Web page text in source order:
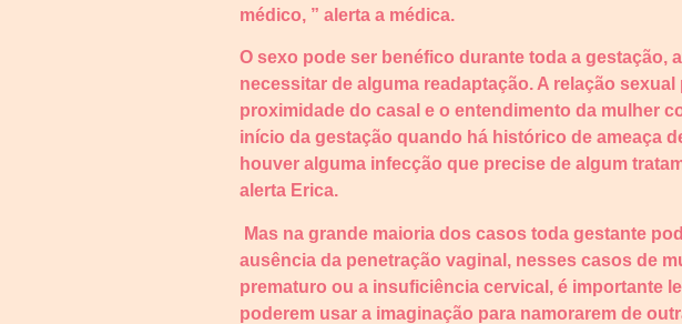
médico, ” alerta a médica.
O sexo pode ser benéfico durante toda a
necessitar de alguma readaptação. A relação
proximidade do casal e o entendimento da mulher
início da gestação quando há histórico de ameaça
houver alguma infecção que precise de algum
alerta Erica.
Mas na grande maioria dos casos toda gestante
ausência da penetração vaginal, nesses casos de
prematuro ou a insuficiência cervical, é importante
poderem usar a imaginação para namorarem de